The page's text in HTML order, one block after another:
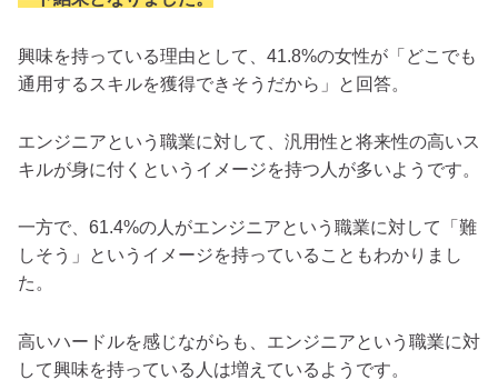
興味を持っている理由として、41.8%の女性が「どこでも
通用するスキルを獲得できそうだから」と回答。
エンジニアという職業に対して、汎用性と将来性の高いス
キルが身に付くというイメージを持つ人が多いようです。
一方で、61.4%の人がエンジニアという職業に対して「難
しそう」というイメージを持っていることもわかりまし
た。
高いハードルを感じながらも、エンジニアという職業に対
して興味を持っている人は増えているようです。